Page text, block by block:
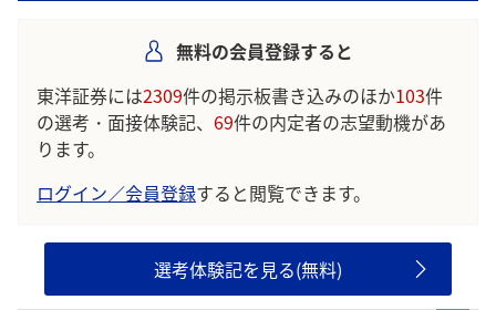
無料の会員登録すると
東洋証券には2309件の掲示板書き込みのほか103件
の選考・面接体験記、 69件の内定者の志望動機があ
ります。
ログイン／会員登録すると閲覧できます。
選考体験記を見る(無料)